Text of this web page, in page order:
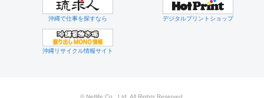
沖縄で仕事を探すなら デジタルプリントショップ
沖縄リサイクル情報サイト
© Netlife Co., Ltd. All Rights Reserved.